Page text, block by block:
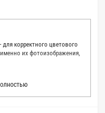
корректного цветового
их фотоизображения,
точно описать цвет каждой
и фотографируем